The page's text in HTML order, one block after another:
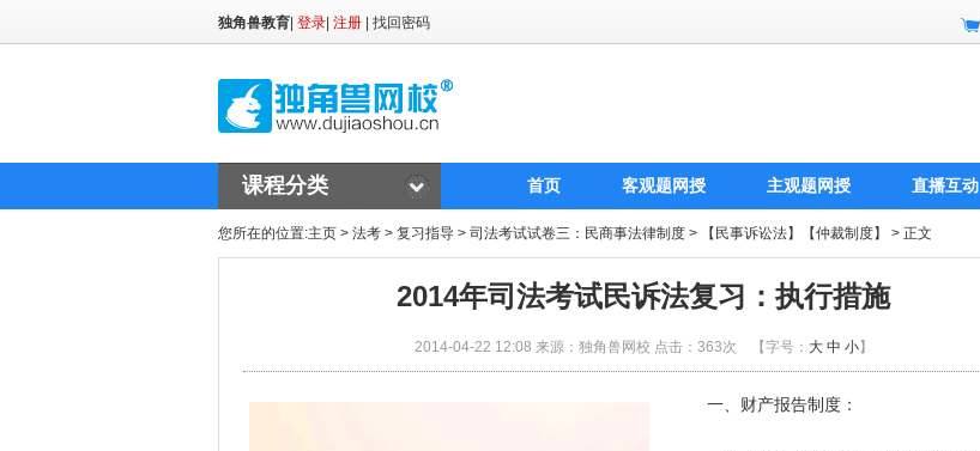
独角兽教育 登录 注册 找回密码
首页 客观题网授 主观题网授 直播互动
课程分类
您所在的位置:主页 > 法考 > 复习指导 > 司法考试试卷三：民商事法律制度 > 【民事诉讼法】【仲裁制度】 > 正文
2014年司法考试民诉法复习：执行措施
2014-04-22 12:08 来源：独角兽网校 点击： 363次 【字号： 大 中 小】
一、财产报告制度：